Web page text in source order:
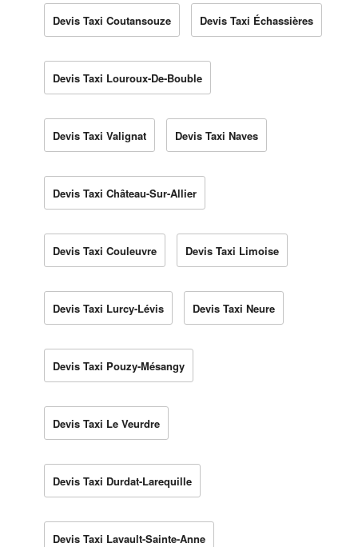
Devis Taxi Coutansouze Devis Taxi Échassières
Devis Taxi Louroux-De-Bouble
Devis Taxi Valignat Devis Taxi Naves
Devis Taxi Château-Sur-Allier
Devis Taxi Couleuvre Devis Taxi Limoise
Devis Taxi Lurcy-Lévis Devis Taxi Neure
Devis Taxi Pouzy-Mésangy
Devis Taxi Le Veurdre
Devis Taxi Durdat-Larequille
Devis Taxi Lavault-Sainte-Anne